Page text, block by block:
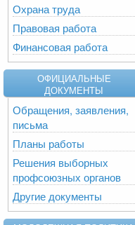
Охрана труда
Правовая работа
Финансовая работа
ОФИЦИАЛЬНЫЕ
ДОКУМЕНТЫ
Обращения, заявления,
письма
Планы работы
Решения выборных
профсоюзных органов
Другие документы